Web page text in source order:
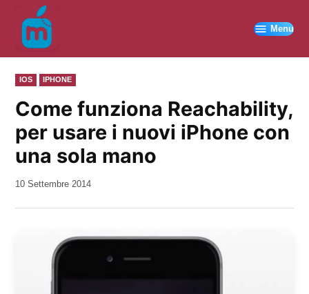
contenuto
Menu
PUBBLICATO
IN
IOS IPHONE
Come funziona Reachability,
per usare i nuovi iPhone con
una sola mano
da
10 Settembre 2014